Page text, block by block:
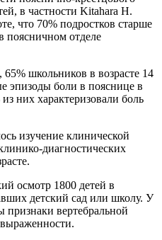
в частности Kitahara H.
что 70% подростков старше
поясничном отделе
школьников в возрасте 14
эпизоды боли в пояснице в
них характеризовали боль
изучение клинической
диагностических
осмотр 1800 детей в
детский сад или школу. У
признаки вертебральной